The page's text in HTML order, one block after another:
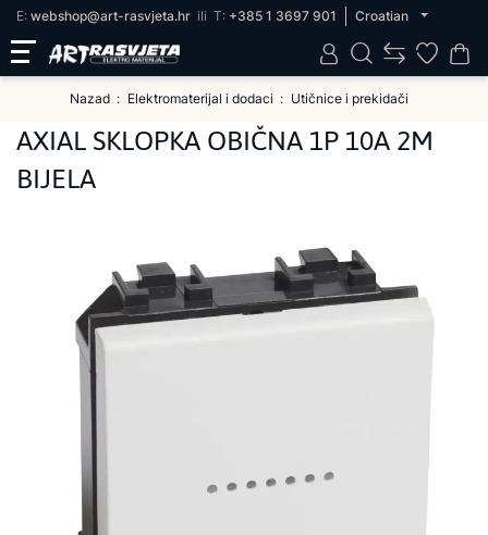
E: webshop@art-rasvjeta.hr ili T: +385 1 3697 901 Croatian
Nazad Elektromaterijal i dodaci Utičnice i prekidači
AXIAL SKLOPKA OBIČNA 1P 10A 2M
BIJELA